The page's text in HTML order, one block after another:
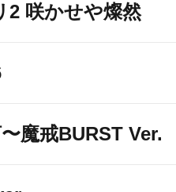
2 咲かせや燦然
魔戒BURST Ver.